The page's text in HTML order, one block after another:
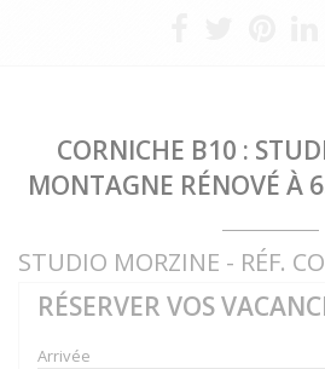
CORNICHE B10 :
MONTAGNE RÉNOVÉ À
STUDIO MORZINE - RÉF.
RÉSERVER VOS
Arrivée